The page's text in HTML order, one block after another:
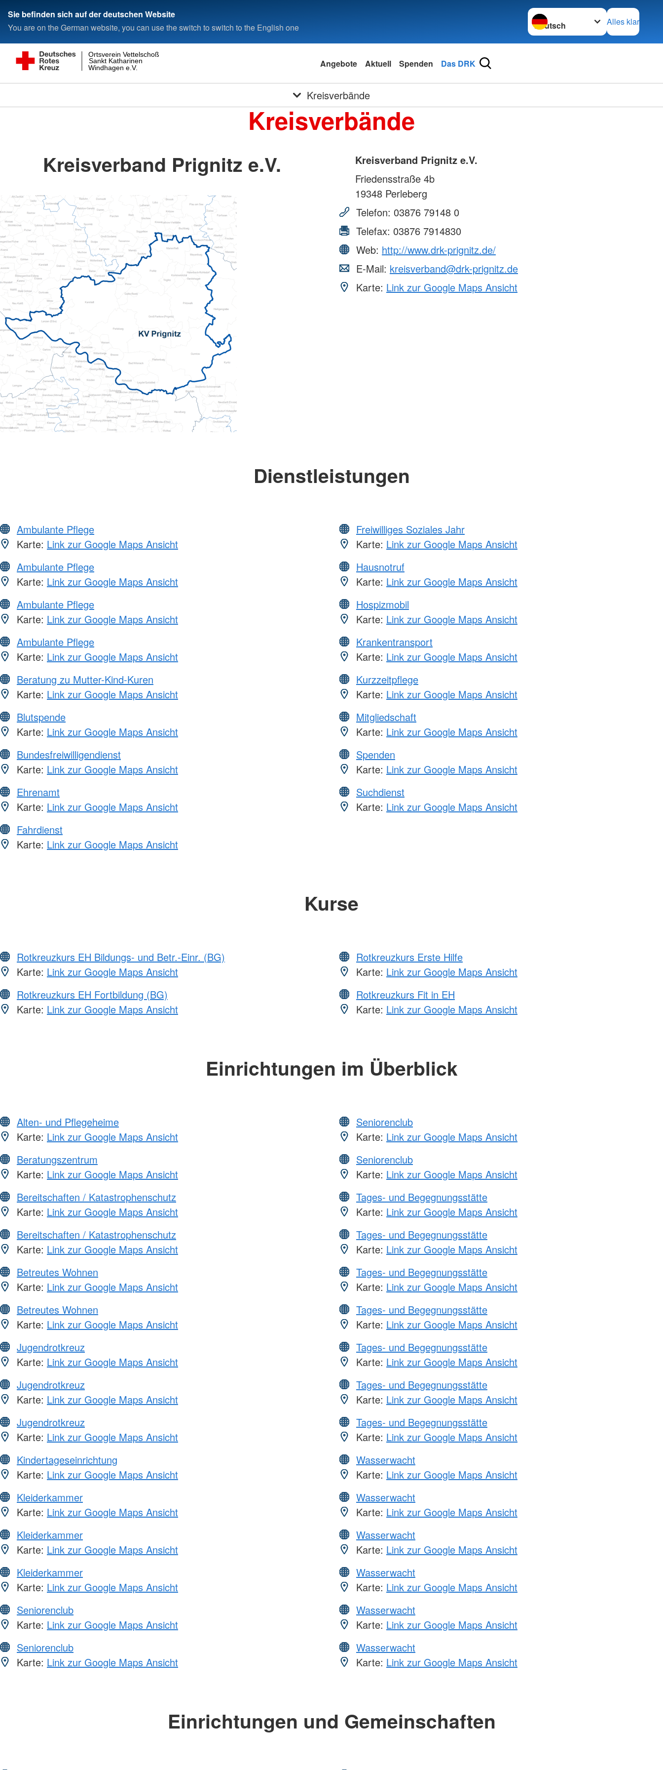
Sie befinden sich auf der deutschen Website
You are on the German website, you can use the switch to switch to the English one
Sprache wechseln zu
Alles klar
Windhagen e.V.
Sankt Katharinen
Ortsverein Vettelschoß
Angebote Aktuell Spenden Das DRK
Kreisverbände
Kreisverbände
Kreisverband Prignitz e.V.
Kreisverband Prignitz e.V.
Friedensstraße 4b
19348 Perleberg
Telefon: 03876 79148 0
Telefax: 03876 7914830
Web: http://www.drk-prignitz.de/
E-Mail: kreisverband@drk-prignitz.de
Karte: Link zur Google Maps Ansicht
Dienstleistungen
Ambulante Pflege
Karte: Link zur Google Maps Ansicht
Ambulante Pflege
Karte: Link zur Google Maps Ansicht
Ambulante Pflege
Karte: Link zur Google Maps Ansicht
Ambulante Pflege
Karte: Link zur Google Maps Ansicht
Beratung zu Mutter-Kind-Kuren
Karte: Link zur Google Maps Ansicht
Blutspende
Karte: Link zur Google Maps Ansicht
Bundesfreiwilligendienst
Karte: Link zur Google Maps Ansicht
Ehrenamt
Karte: Link zur Google Maps Ansicht
Fahrdienst
Karte: Link zur Google Maps Ansicht
Freiwilliges Soziales Jahr
Karte: Link zur Google Maps Ansicht
Hausnotruf
Karte: Link zur Google Maps Ansicht
Hospizmobil
Karte: Link zur Google Maps Ansicht
Krankentransport
Karte: Link zur Google Maps Ansicht
Kurzzeitpflege
Karte: Link zur Google Maps Ansicht
Mitgliedschaft
Karte: Link zur Google Maps Ansicht
Spenden
Karte: Link zur Google Maps Ansicht
Suchdienst
Karte: Link zur Google Maps Ansicht
Kurse
Rotkreuzkurs EH Bildungs- und Betr.-Einr. (BG)
Karte: Link zur Google Maps Ansicht
Rotkreuzkurs EH Fortbildung (BG)
Karte: Link zur Google Maps Ansicht
Rotkreuzkurs Erste Hilfe
Karte: Link zur Google Maps Ansicht
Rotkreuzkurs Fit in EH
Karte: Link zur Google Maps Ansicht
Einrichtungen im Überblick
Alten- und Pflegeheime
Karte: Link zur Google Maps Ansicht
Beratungszentrum
Karte: Link zur Google Maps Ansicht
Bereitschaften / Katastrophenschutz
Karte: Link zur Google Maps Ansicht
Bereitschaften / Katastrophenschutz
Karte: Link zur Google Maps Ansicht
Betreutes Wohnen
Karte: Link zur Google Maps Ansicht
Betreutes Wohnen
Karte: Link zur Google Maps Ansicht
Jugendrotkreuz
Karte: Link zur Google Maps Ansicht
Jugendrotkreuz
Karte: Link zur Google Maps Ansicht
Jugendrotkreuz
Karte: Link zur Google Maps Ansicht
Kindertageseinrichtung
Karte: Link zur Google Maps Ansicht
Kleiderkammer
Karte: Link zur Google Maps Ansicht
Kleiderkammer
Karte: Link zur Google Maps Ansicht
Kleiderkammer
Karte: Link zur Google Maps Ansicht
Seniorenclub
Karte: Link zur Google Maps Ansicht
Seniorenclub
Karte: Link zur Google Maps Ansicht
Seniorenclub
Karte: Link zur Google Maps Ansicht
Seniorenclub
Karte: Link zur Google Maps Ansicht
Tages- und Begegnungsstätte
Karte: Link zur Google Maps Ansicht
Tages- und Begegnungsstätte
Karte: Link zur Google Maps Ansicht
Tages- und Begegnungsstätte
Karte: Link zur Google Maps Ansicht
Tages- und Begegnungsstätte
Karte: Link zur Google Maps Ansicht
Tages- und Begegnungsstätte
Karte: Link zur Google Maps Ansicht
Tages- und Begegnungsstätte
Karte: Link zur Google Maps Ansicht
Tages- und Begegnungsstätte
Karte: Link zur Google Maps Ansicht
Wasserwacht
Karte: Link zur Google Maps Ansicht
Wasserwacht
Karte: Link zur Google Maps Ansicht
Wasserwacht
Karte: Link zur Google Maps Ansicht
Wasserwacht
Karte: Link zur Google Maps Ansicht
Wasserwacht
Karte: Link zur Google Maps Ansicht
Wasserwacht
Karte: Link zur Google Maps Ansicht
Einrichtungen und Gemeinschaften